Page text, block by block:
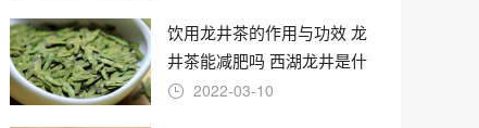
饮用龙井茶的作用与功效 龙
井茶能减肥吗 西湖龙井是什
么茶2022-03-10